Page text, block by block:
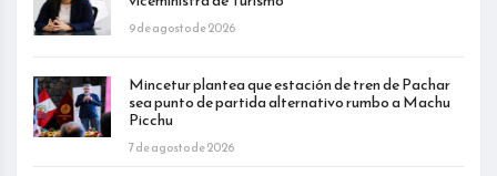
9 de agosto de 2026
Mincetur plantea que estación de tren de Pachar
sea punto de partida alternativo rumbo a Machu
Picchu
7 de agosto de 2026